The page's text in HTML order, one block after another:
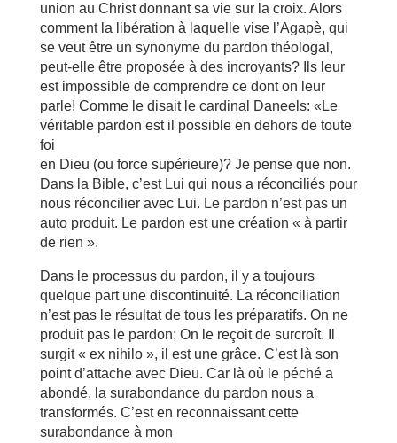
union au Christ donnant sa vie sur la croix. Alors
comment la libération à laquelle vise l’Agapè, qui
se veut être un synonyme du pardon théologal,
peut-elle être proposée à des incroyants? Ils leur
est impossible de comprendre ce dont on leur
parle! Comme le disait le cardinal Daneels: «Le
véritable pardon est il possible en dehors de toute
foi
en Dieu (ou force supérieure)? Je pense que non.
Dans la Bible, c’est Lui qui nous a réconciliés pour
nous réconcilier avec Lui. Le pardon n’est pas un
auto produit. Le pardon est une création « à partir
de rien ».
Dans le processus du pardon, il y a toujours
quelque part une discontinuité. La réconciliation
n’est pas le résultat de tous les préparatifs. On ne
produit pas le pardon; On le reçoit de surcroît. Il
surgit « ex nihilo », il est une grâce. C’est là son
point d’attache avec Dieu. Car là où le péché a
abondé, la surabondance du pardon nous a
transformés. C’est en reconnaissant cette
surabondance à mon